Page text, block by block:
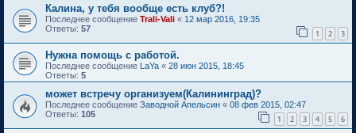
Калина, у тебя вообще есть клуб?!
Последнее сообщение Trali-Vali « 12 мар 2016, 19:35
Ответы: 57 1 2 3
Нужна помощь с работой.
Последнее сообщение LaYa « 28 июн 2015, 18:45
Ответы: 5
может встречу организуем(Калининград)?
Последнее сообщение Заводной Апельсин « 08 фев 2015, 02:47
Ответы: 105 1 2 3 4 5 6